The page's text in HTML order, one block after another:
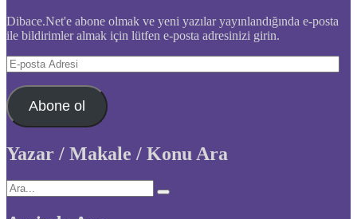
Dibace.Net'e abone olmak ve yeni yazılar yayınlandığında e-posta
ile bildirimler almak için lütfen e-posta adresinizi girin.
E-
posta
Adresi
Abone ol
Yazar / Makale / Konu Ara